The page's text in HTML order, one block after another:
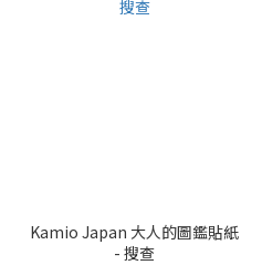
Kamio Japan 大人的圖鑑貼紙
- 搜查